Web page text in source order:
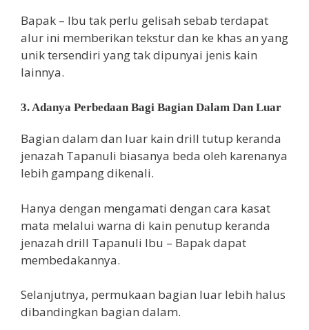
Bapak – Ibu tak perlu gelisah sebab terdapat
alur ini memberikan tekstur dan ke khas an yang
unik tersendiri yang tak dipunyai jenis kain
lainnya.
3. Adanya Perbedaan Bagi Bagian Dalam Dan Luar
Bagian dalam dan luar kain drill tutup keranda
jenazah Tapanuli biasanya beda oleh karenanya
lebih gampang dikenali.
Hanya dengan mengamati dengan cara kasat
mata melalui warna di kain penutup keranda
jenazah drill Tapanuli Ibu – Bapak dapat
membedakannya.
Selanjutnya, permukaan bagian luar lebih halus
dibandingkan bagian dalam.